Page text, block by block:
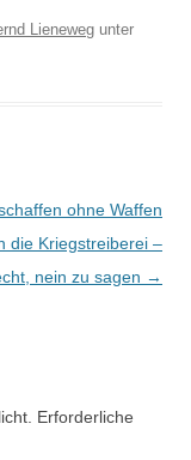
Lieneweg unter
ohne Waffen
die Kriegstreiberei –
nein zu sagen →
Erforderliche